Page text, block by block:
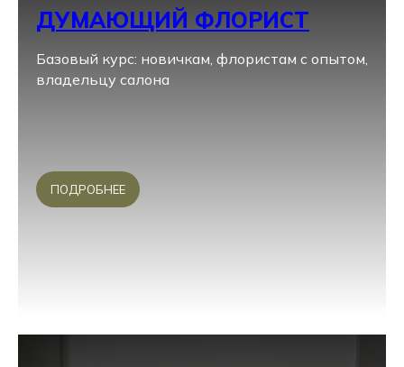
ДУМАЮЩИЙ ФЛОРИСТ
Базовый курс: новичкам, флористам с опытом,
владельцу салона
ПОДРОБНЕЕ